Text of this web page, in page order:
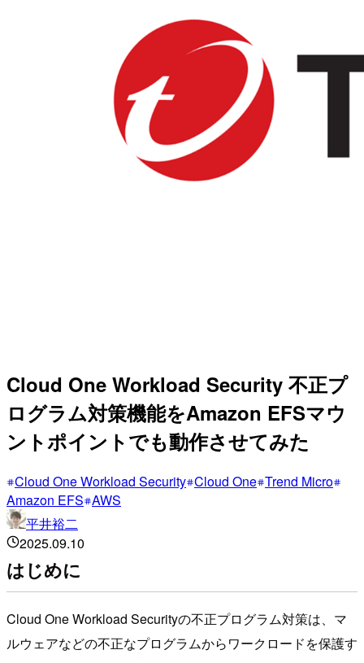
Cloud One Workload Security 不正プ
ログラム対策機能をAmazon EFSマウ
ントポイントでも動作させてみた
Cloud One Workload Security Cloud One Trend Micro
Amazon EFS AWS
平井裕二
2025.09.10
はじめに
Cloud One Workload Securityの不正プログラム対策は、マ
ルウェアなどの不正なプログラムからワークロードを保護す